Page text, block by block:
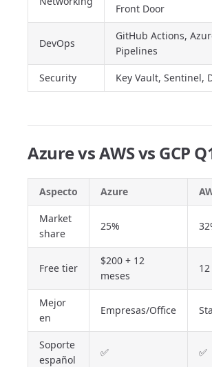
Front Door
DevOps
GitHub Actions,
Pipelines
Security Key Vault, Sentinel,
Azure vs AWS vs GCP
Aspecto Azure
Market
share
25%
Free tier
$200 + 12
meses
Mejor
en
Empresas/Office
Soporte
español
✅ ✅